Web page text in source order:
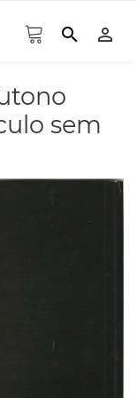
search person_outline
sem